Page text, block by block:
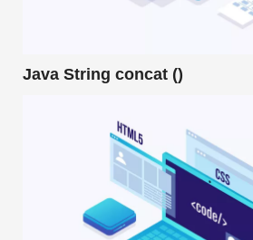
Java String concat ()